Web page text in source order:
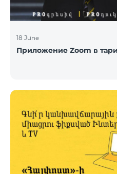
18 June
Приложение Zoom в